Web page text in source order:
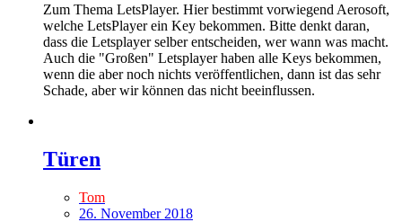
Zum Thema LetsPlayer. Hier bestimmt vorwiegend Aerosoft,
welche LetsPlayer ein Key bekommen. Bitte denkt daran,
dass die Letsplayer selber entscheiden, wer wann was macht.
Auch die "Großen" Letsplayer haben alle Keys bekommen,
wenn die aber noch nichts veröffentlichen, dann ist das sehr
Schade, aber wir können das nicht beeinflussen.
Türen
Tom
26. November 2018